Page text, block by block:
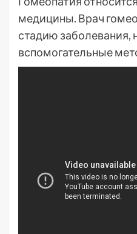
медицины. Врач
стадию заболевания,
вспомогательные